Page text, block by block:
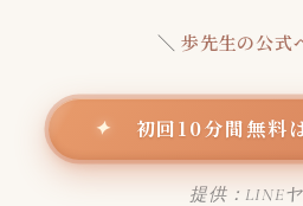
＼歩先生の公式
✦ 初回10分間無料
提供：LINE